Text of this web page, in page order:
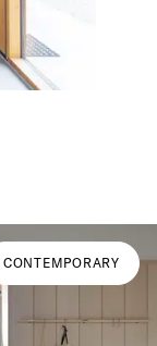
CONTEMPORARY